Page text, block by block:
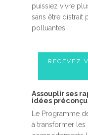
puissiez vivre
sans être distrait
polluantes.
RECEVEZ
Assouplir ses
idées
Le Programme
à transformer les